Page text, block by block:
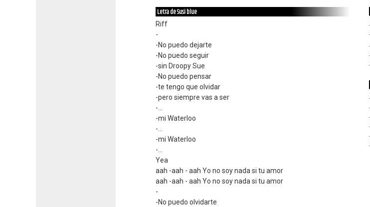
Letra de Susi blue
Riff
-
-No puedo dejarte
-No puedo seguir
-sin Droopy Sue
-No puedo pensar
-te tengo que olvidar
-pero siempre vas a ser
-...
-mi Waterloo
-...
-mi Waterloo
-...
Yea
aah -aah - aah Yo no soy nada si tu amor
aah -aah - aah Yo no soy nada si tu amor
-
-No puedo olvidarte